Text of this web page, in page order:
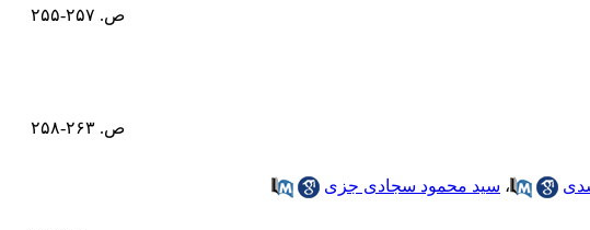
ص. ۲۵۷-۲۵۵
ص. ۲۶۳-۲۵۸
، سید محمود سجادی جزی